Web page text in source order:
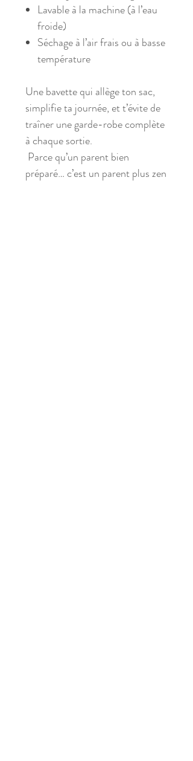
Lavable à la machine (à l’eau
froide)
Séchage à l’air frais ou à basse
température
Une bavette qui allège ton sac,
simplifie ta journée, et t’évite de
traîner une garde-robe complète
à chaque sortie.
Parce qu’un parent bien
préparé… c’est un parent plus zen